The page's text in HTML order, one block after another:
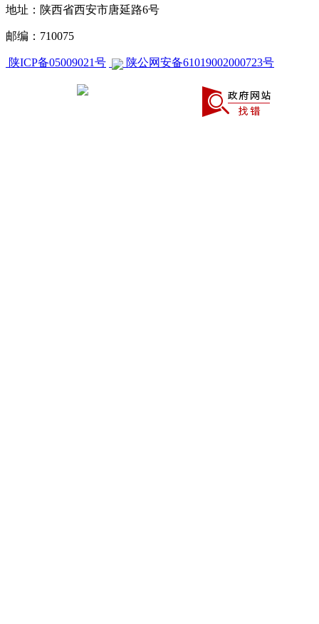
地址：陕西省西安市唐延路6号
邮编：710075
陕ICP备05009021号 陕公网安备61019002000723号